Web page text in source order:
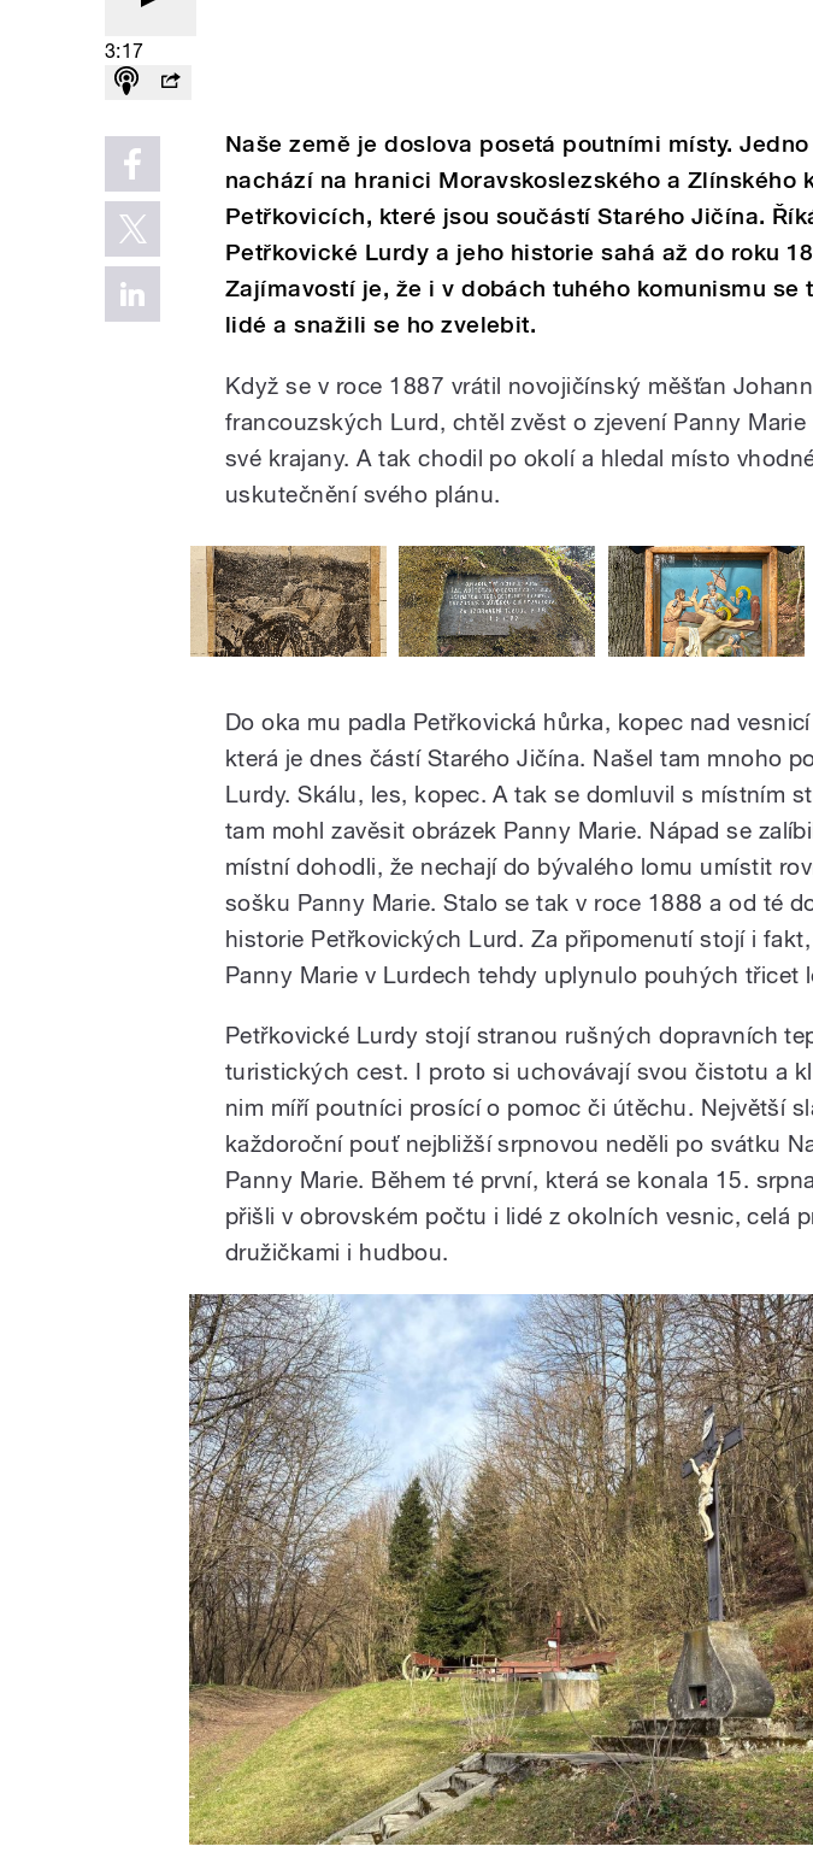
3:17
Naše země je doslova posetá poutními místy.
nachází na hranici Moravskoslezského a Zlínského
Petřkovicích, které jsou součástí Starého Jičína.
Petřkovické Lurdy a jeho historie sahá až do roku
Zajímavostí je, že i v dobách tuhého komunismu se
lidé a snažili se ho zvelebit.
Když se v roce 1887 vrátil novojičínský měšťan
francouzských Lurd, chtěl zvěst o zjevení Panny Marie
své krajany. A tak chodil po okolí a hledal místo
uskutečnění svého plánu.
Do oka mu padla Petřkovická hůrka, kopec nad
která je dnes částí Starého Jičína. Našel tam mnoho
Lurdy. Skálu, les, kopec. A tak se domluvil s místním
tam mohl zavěsit obrázek Panny Marie. Nápad se
místní dohodli, že nechají do bývalého lomu umístit
sošku Panny Marie. Stalo se tak v roce 1888 a od té
historie Petřkovických Lurd. Za připomenutí stojí i
Panny Marie v Lurdech tehdy uplynulo pouhých třicet
Petřkovické Lurdy stojí stranou rušných dopravních
turistických cest. I proto si uchovávají svou čistotu a
nim míří poutníci prosící o pomoc či útěchu. Největší
každoroční pouť nejbližší srpnovou neděli po svátku
Panny Marie. Během té první, která se konala 15.
přišli v obrovském počtu i lidé z okolních vesnic, celá
družičkami i hudbou.